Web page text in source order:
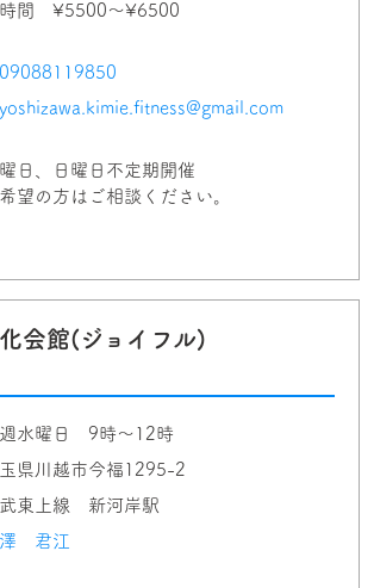
時間 ¥5500〜¥6500
09088119850
yoshizawa.kimie.fitness@gmail.com
日、日曜日不定期開催
望の方はご相談ください。
会館(ジョイフル)
水曜日 9時〜12時
県川越市今福1295-2
東上線 新河岸駅
君江